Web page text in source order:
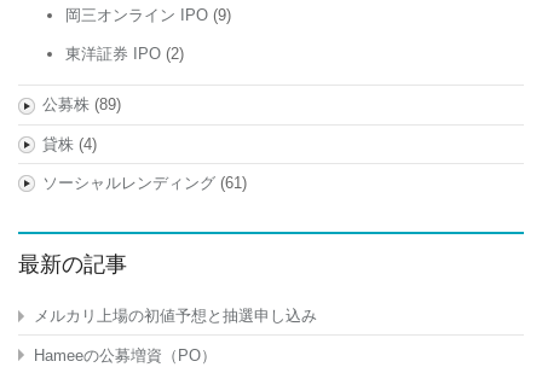
岡三オンライン IPO (9)
東洋証券 IPO (2)
公募株(89)
貸株(4)
ソーシャルレンディング(61)
最新の記事
メルカリ上場の初値予想と抽選申し込み
Hameeの公募増資（PO）